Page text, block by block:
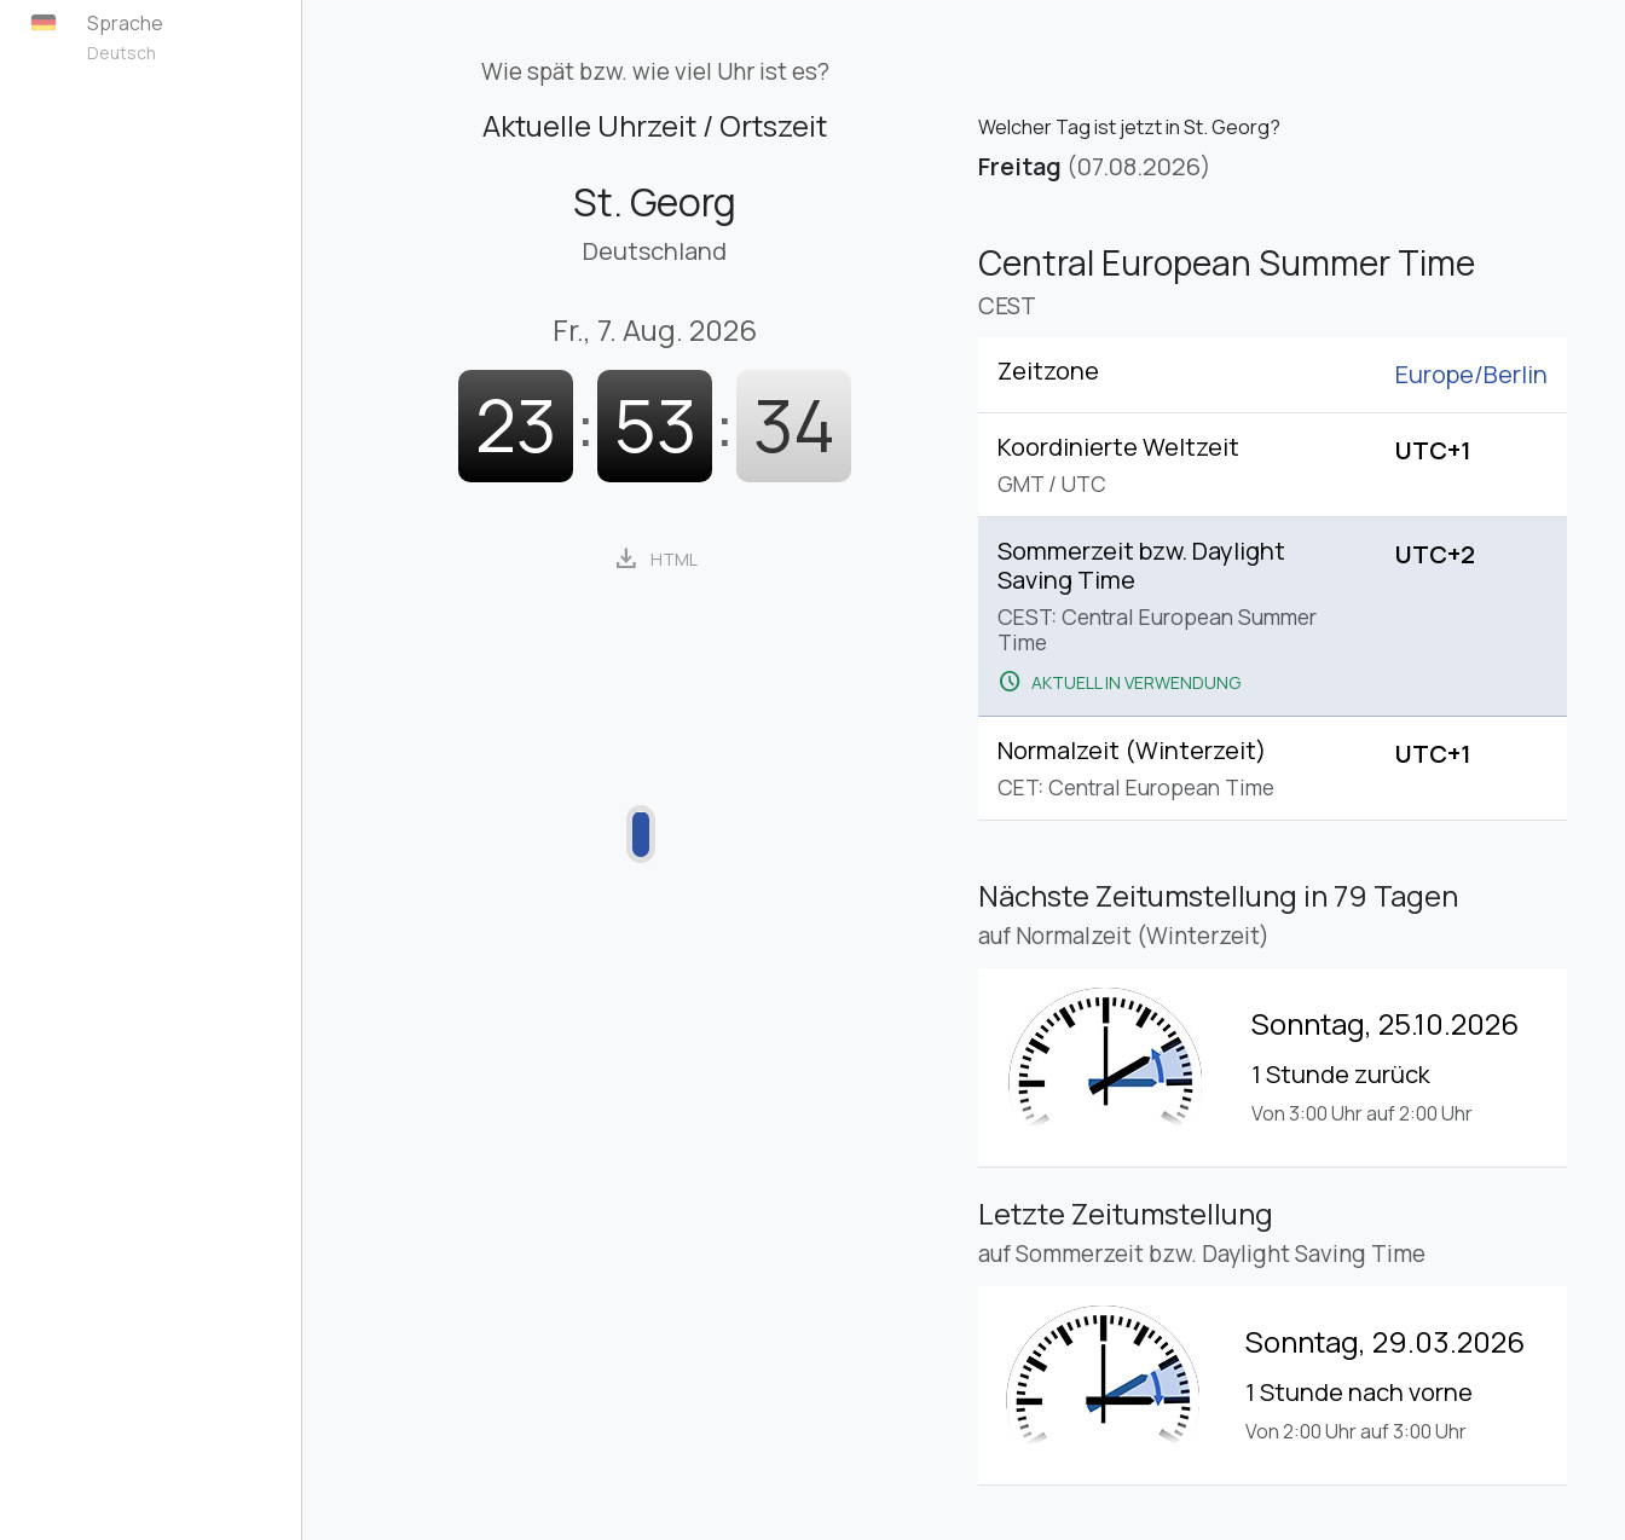
Sprache
Deutsch
Wie spät bzw. wie viel Uhr ist es?
Aktuelle Uhrzeit / Ortszeit
St. Georg
Deutschland
Fr., 7. Aug. 2026
23 : 53 : 35
download HTML
Welcher Tag ist jetzt in St. Georg?
Freitag (07.08.2026)
Central European Summer Time
CEST
Zeitzone Europe/Berlin
Koordinierte Weltzeit
GMT / UTC
UTC+1
Sommerzeit bzw. Daylight
Saving Time
CEST: Central European Summer
Time
schedule AKTUELL IN VERWENDUNG
UTC+2
Normalzeit (Winterzeit)
CET: Central European Time
UTC+1
Nächste Zeitumstellung in 79 Tagen
auf Normalzeit (Winterzeit)
Sonntag, 25.10.2026
1 Stunde zurück
Von 3:00 Uhr auf 2:00 Uhr
Letzte Zeitumstellung
auf Sommerzeit bzw. Daylight Saving Time
Sonntag, 29.03.2026
1 Stunde nach vorne
Von 2:00 Uhr auf 3:00 Uhr